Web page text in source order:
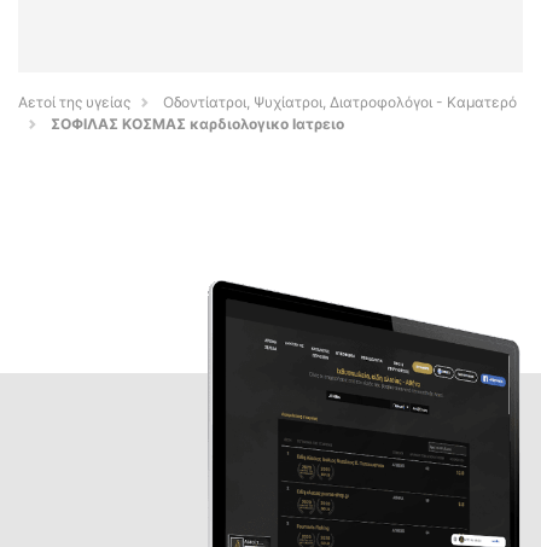
Αετοί της υγείας
Οδοντίατροι, Ψυχίατροι, Διατροφολόγοι - Καματερό
ΣΟΦΙΛΑΣ ΚΟΣΜΑΣ καρδιολογικο Ιατρειο